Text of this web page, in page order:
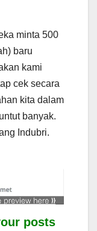
minta 500
baru
kami
cek secara
kita dalam
banyak.
Indubri.
posts